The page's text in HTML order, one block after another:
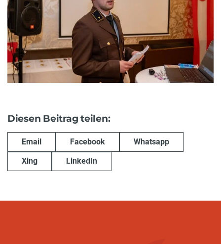
Diesen Beitrag teilen:
Email Facebook Whatsapp
Xing LinkedIn